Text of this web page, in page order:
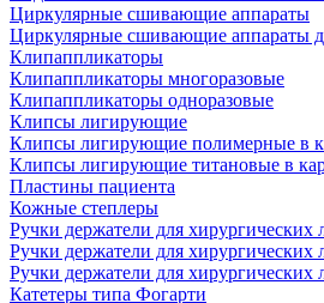
Циркулярные сшивающие аппараты
Циркулярные сшивающие аппараты
Клипаппликаторы
Клипаппликаторы многоразовые
Клипаппликаторы одноразовые
Клипсы лигирующие
Клипсы лигирующие полимерные в
Клипсы лигирующие титановые в
Пластины пациента
Кожные степлеры
Ручки держатели для хирургических
Ручки держатели для хирургических
Ручки держатели для хирургических
Катетеры типа Фогарти